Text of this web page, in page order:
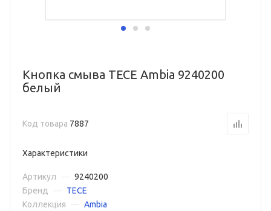
Кнопка смыва TECE Ambia 9240200
белый
Код товара 7887
Характеристики
Артикул
9240200
Бренд
TECE
Коллекция
Ambia